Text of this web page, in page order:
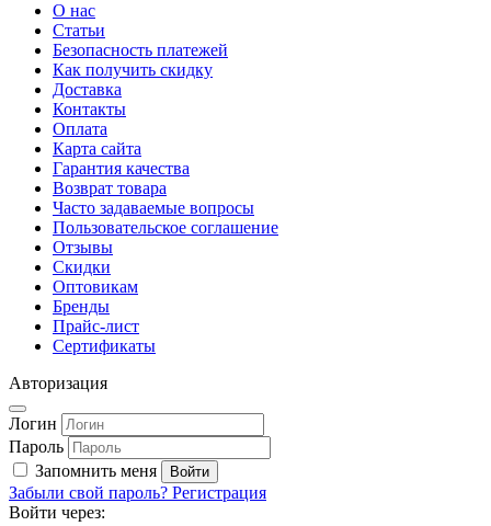
О нас
Статьи
Безопасность платежей
Как получить скидку
Доставка
Контакты
Оплата
Карта сайта
Гарантия качества
Возврат товара
Часто задаваемые вопросы
Пользовательское соглашение
Отзывы
Скидки
Оптовикам
Бренды
Прайс-лист
Сертификаты
Авторизация
Логин
Пароль
Запомнить меня
Забыли свой пароль? Регистрация
Войти через: